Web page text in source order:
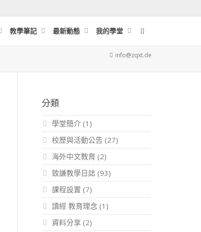
教學筆記 最新動態 我的學堂
info@zqxt.de
分類
學堂簡介(1)
校歷與活動公告 (27)
海外中文教育 (2)
致謙教學日誌(93)
課程設置 (7)
讀經 教育理念 (1)
資料分享(2)